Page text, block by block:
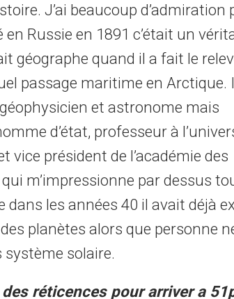
J’ai beaucoup d’admiration
Russie en 1891 c’était un
géographe quand il a fait le
passage maritime en Arctique.
et astronome mais
d’état, professeur à
vice président de l’académie des
qui m’impressionne par dessus
dans les années 40 il avait déjà
planètes alors que personne
système solaire.
réticences pour arriver a